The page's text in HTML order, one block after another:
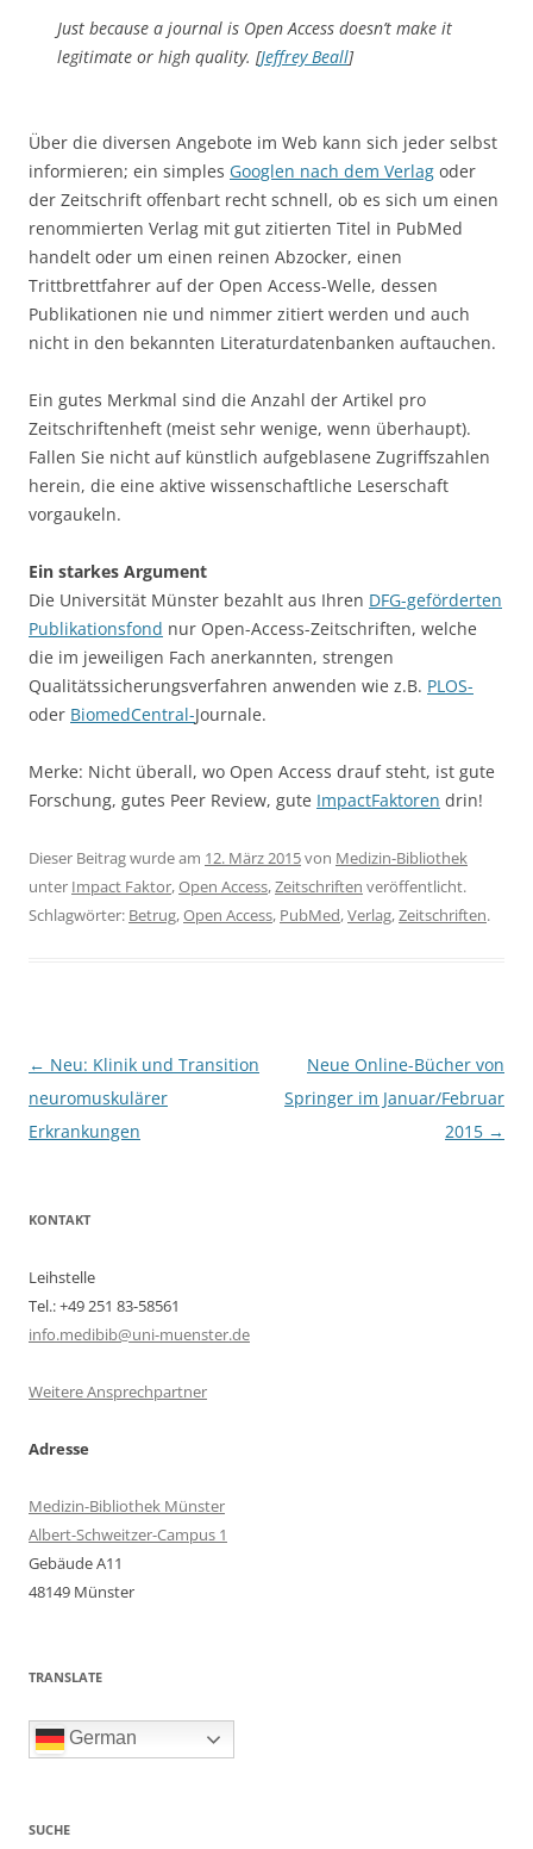
Just because a journal is Open Access doesn’t make it
legitimate or high quality. [Jeffrey Beall]
Über die diversen Angebote im Web kann sich jeder selbst
informieren; ein simples Googlen nach dem Verlag oder
der Zeitschrift offenbart recht schnell, ob es sich um einen
renommierten Verlag mit gut zitierten Titel in PubMed
handelt oder um einen reinen Abzocker, einen
Trittbrettfahrer auf der Open Access-Welle, dessen
Publikationen nie und nimmer zitiert werden und auch
nicht in den bekannten Literaturdatenbanken auftauchen.
Ein gutes Merkmal sind die Anzahl der Artikel pro
Zeitschriftenheft (meist sehr wenige, wenn überhaupt).
Fallen Sie nicht auf künstlich aufgeblasene Zugriffszahlen
herein, die eine aktive wissenschaftliche Leserschaft
vorgaukeln.
Ein starkes Argument
Die Universität Münster bezahlt aus Ihren DFG-geförderten
Publikationsfond nur Open-Access-Zeitschriften, welche
die im jeweiligen Fach anerkannten, strengen
Qualitätssicherungsverfahren anwenden wie z.B. PLOS-
oder BiomedCentral-Journale.
Merke: Nicht überall, wo Open Access drauf steht, ist gute
Forschung, gutes Peer Review, gute ImpactFaktoren drin!
Dieser Beitrag wurde am 12. März 2015von Medizin-Bibliothek
unter Impact Faktor,Open Access,Zeitschriften veröffentlicht.
Schlagwörter: Betrug,Open Access, PubMed,Verlag,Zeitschriften.
Beitragsnavigation
← Neu: Klinik und Transition
neuromuskulärer
Erkrankungen
Neue Online-Bücher von
Springer im Januar/Februar
2015 →
KONTAKT
Leihstelle
Tel.: +49 251 83-58561
info.medibib@uni-muenster.de
Weitere Ansprechpartner
Adresse
Medizin-Bibliothek Münster
Albert-Schweitzer-Campus 1
Gebäude A11
48149 Münster
TRANSLATE
German
SUCHE